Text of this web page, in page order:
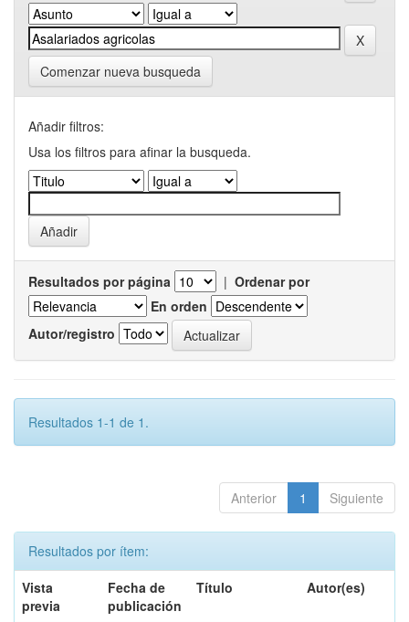
Comenzar nueva busqueda
Añadir filtros:
Usa los filtros para afinar la busqueda.
Resultados por página | Ordenar por
En orden
Autor/registro
Resultados 1-1 de 1.
Anterior 1 Siguiente
Resultados por ítem:
Vista
previa
Fecha de
publicación
Título Autor(es)